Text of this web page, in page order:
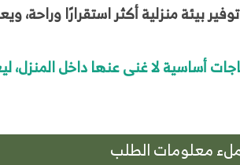
بيئة منزلية أكثر استقرارًا وراحة،
أساسية لا غنى عنها داخل المنزل،
معلومات الطلب